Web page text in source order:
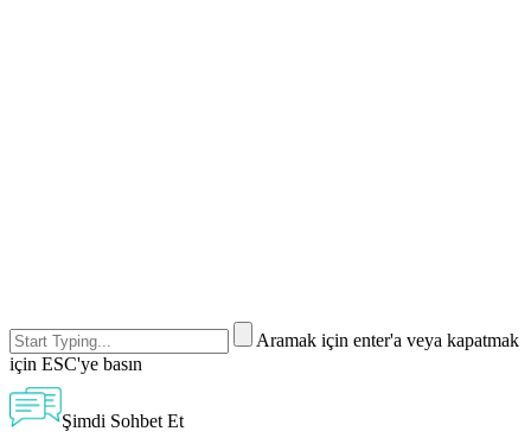
Aramak için enter'a veya kapatmak
için ESC'ye basın
Şimdi Sohbet Et